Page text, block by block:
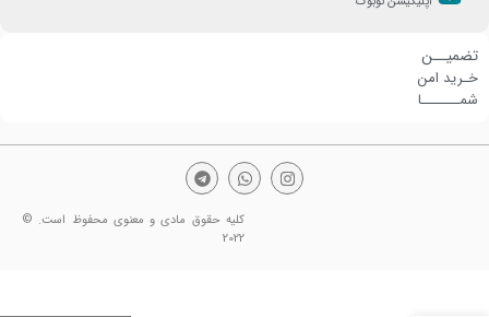
تضمیــن
خـرید امن
شمـــــــا
کلیه حقوق مادی و معنوی محفوظ است. ©
2022